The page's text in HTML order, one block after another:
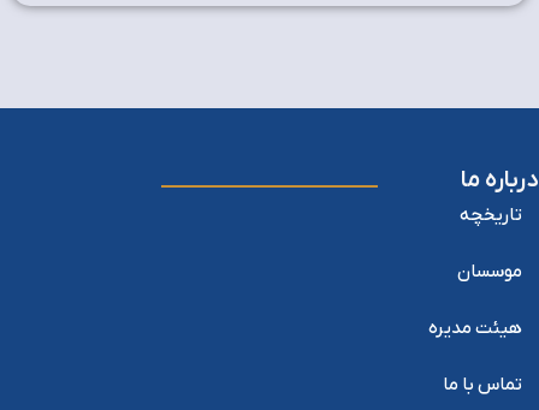
درباره ما
تاریخچه
موسسان
هیئت مدیره
تماس با ما